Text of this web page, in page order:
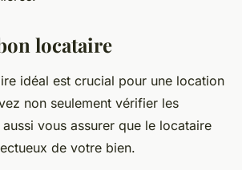
locataire
idéal est crucial pour une location
non seulement vérifier les
vous assurer que le locataire
de votre bien.